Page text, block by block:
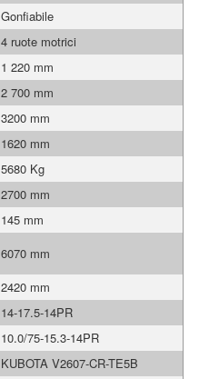
Gonfiabile
4 ruote motrici
1 220 mm
2 700 mm
3200 mm
1620 mm
5680 Kg
2700 mm
145 mm
6070 mm
2420 mm
14-17.5-14PR
10.0/75-15.3-14PR
KUBOTA V2607-CR-TE5B